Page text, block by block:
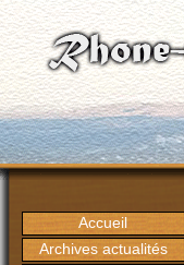
Accueil
Archives actualités